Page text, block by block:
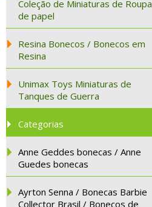
Coleção de Miniaturas de Roupa
de papel
Resina Bonecos / Bonecos em
Resina
Unimax Toys Miniaturas de
Tanques de Guerra
Categorias
Anne Geddes bonecas / Anne
Guedes bonecas
Ayrton Senna / Bonecas Barbie
Collector Brasil / Bonecos de